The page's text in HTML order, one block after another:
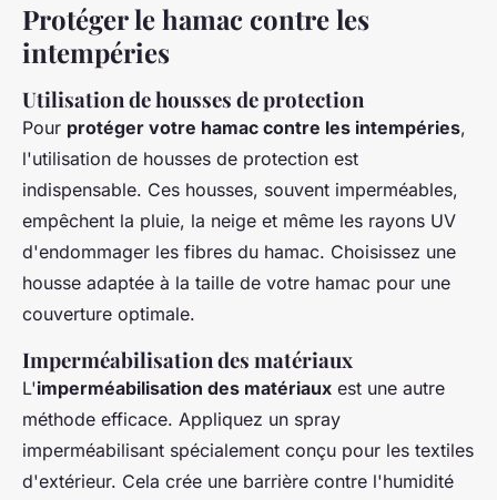
Protéger le hamac contre les
intempéries
Utilisation de housses de protection
Pour protéger votre hamac contre les intempéries,
l'utilisation de housses de protection est
indispensable. Ces housses, souvent imperméables,
empêchent la pluie, la neige et même les rayons UV
d'endommager les fibres du hamac. Choisissez une
housse adaptée à la taille de votre hamac pour une
couverture optimale.
Imperméabilisation des matériaux
L'imperméabilisation des matériaux est une autre
méthode efficace. Appliquez un spray
imperméabilisant spécialement conçu pour les textiles
d'extérieur. Cela crée une barrière contre l'humidité